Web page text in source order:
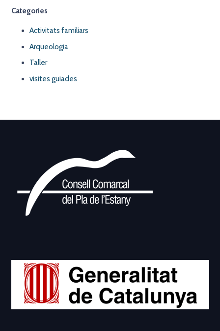
Categories
Activitats familiars
Arqueologia
Taller
visites guiades